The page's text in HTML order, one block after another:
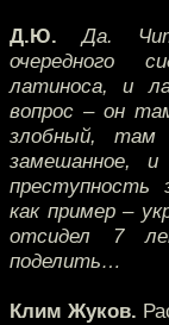
Д.Ю. Да.
очередного
латиноса, и
вопрос – он
злобный, там
замешанное,
преступность
как пример –
отсидел 7
поделить…
Клим Жуков.